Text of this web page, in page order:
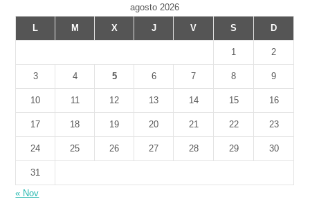
agosto 2026
L
M X J V S D
1 2
3 4 5 6 7 8 9
10 11 12 13 14 15 16
17 18 19 20 21 22 23
24 25 26 27 28 29 30
31
« Nov